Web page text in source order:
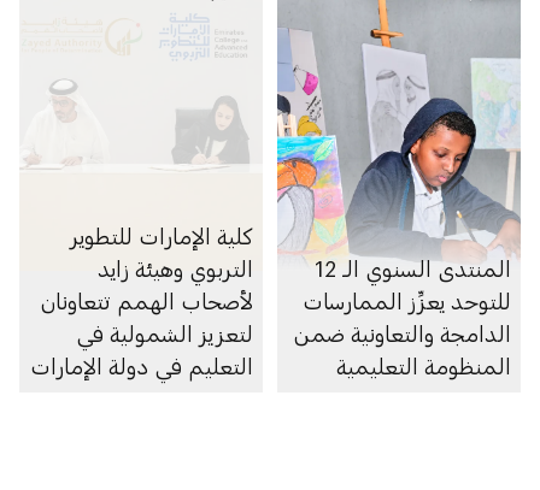
المنتدى السنوي الـ 12
للتوحد يعزِّز الممارسات
الدامجة والتعاونية ضمن
المنظومة التعليمية
كلية الإمارات للتطوير
التربوي وهيئة زايد
لأصحاب الهمم تتعاونان
لتعزيز الشمولية في
التعليم في دولة الإمارات